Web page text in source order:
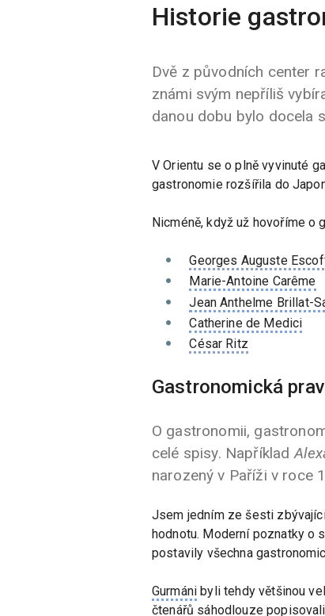
Historie
Dvě z původních center
známi svým nepříliš
danou dobu bylo docela
V Orientu se o plně vyvinuté
gastronomie rozšířila do
Nicméně, když už hovoříme o
Georges Auguste
Marie-Antoine Carême
Jean Anthelme Brillat-
Catherine de Medici
César Ritz
Gastronomická
O gastronomii,
celé spisy. Například
narozený v Paříži v roce
Jsem jedním ze šesti
hodnotu. Moderní poznatky o
postavily všechna
Gurmáni byli tehdy většinou
čtenářů sáhodlouze